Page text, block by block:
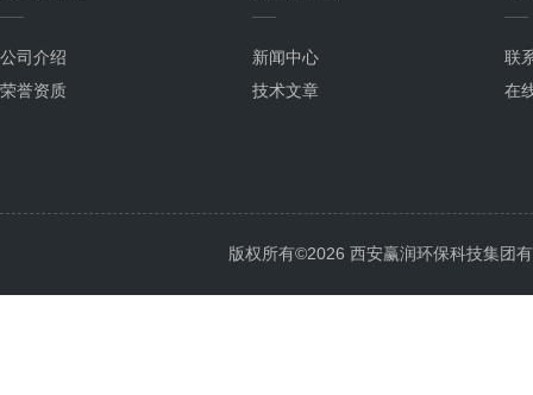
公司介绍
荣誉资质
新闻中心
技术文章
联
在
版权所有©2026 西安赢润环保科技集团